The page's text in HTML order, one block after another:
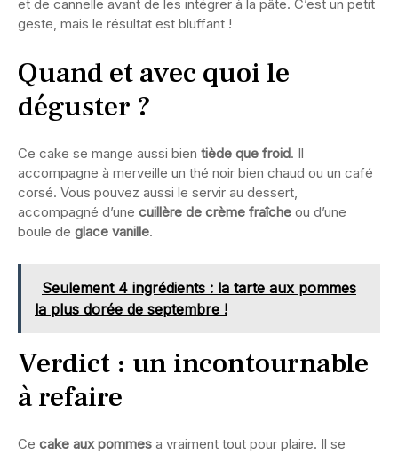
et de cannelle avant de les intégrer à la pâte. C’est un petit
geste, mais le résultat est bluffant !
Quand et avec quoi le
déguster ?
Ce cake se mange aussi bien tiède que froid. Il
accompagne à merveille un thé noir bien chaud ou un café
corsé. Vous pouvez aussi le servir au dessert,
accompagné d’une cuillère de crème fraîche ou d’une
boule de glace vanille.
Seulement 4 ingrédients : la tarte aux pommes
la plus dorée de septembre !
Verdict : un incontournable
à refaire
Ce cake aux pommes a vraiment tout pour plaire. Il se